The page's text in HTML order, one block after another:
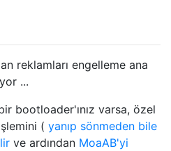
reklamları engelleme ana
...
bootloader'ınız varsa, özel
( yanıp sönmeden bile
ve ardından MoaAB'yi